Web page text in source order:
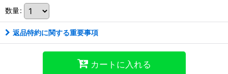
数量:
返品特約に関する重要事項
カートに入れる